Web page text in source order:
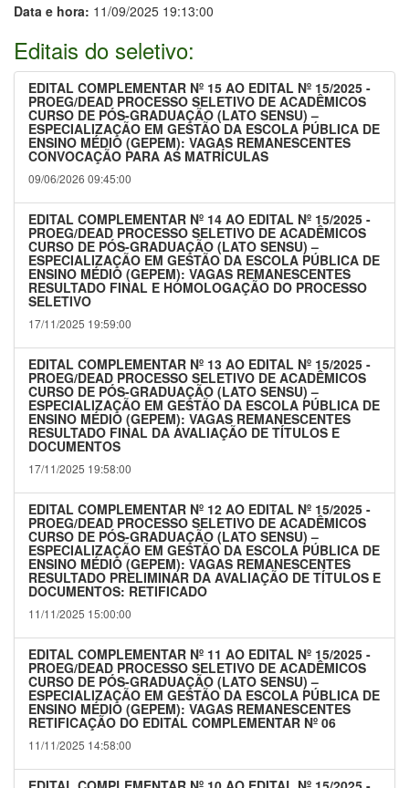
Data e hora: 11/09/2025 19:13:00
Editais do seletivo:
EDITAL COMPLEMENTAR Nº 15 AO EDITAL Nº 15/2025 -
PROEG/DEAD PROCESSO SELETIVO DE ACADÊMICOS
CURSO DE PÓS-GRADUAÇÃO (LATO SENSU) –
ESPECIALIZAÇÃO EM GESTÃO DA ESCOLA PÚBLICA DE
ENSINO MÉDIO (GEPEM): VAGAS REMANESCENTES
CONVOCAÇÃO PARA AS MATRÍCULAS
09/06/2026 09:45:00
EDITAL COMPLEMENTAR Nº 14 AO EDITAL Nº 15/2025 -
PROEG/DEAD PROCESSO SELETIVO DE ACADÊMICOS
CURSO DE PÓS-GRADUAÇÃO (LATO SENSU) –
ESPECIALIZAÇÃO EM GESTÃO DA ESCOLA PÚBLICA DE
ENSINO MÉDIO (GEPEM): VAGAS REMANESCENTES
RESULTADO FINAL E HOMOLOGAÇÃO DO PROCESSO
SELETIVO
17/11/2025 19:59:00
EDITAL COMPLEMENTAR Nº 13 AO EDITAL Nº 15/2025 -
PROEG/DEAD PROCESSO SELETIVO DE ACADÊMICOS
CURSO DE PÓS-GRADUAÇÃO (LATO SENSU) –
ESPECIALIZAÇÃO EM GESTÃO DA ESCOLA PÚBLICA DE
ENSINO MÉDIO (GEPEM): VAGAS REMANESCENTES
RESULTADO FINAL DA AVALIAÇÃO DE TÍTULOS E
DOCUMENTOS
17/11/2025 19:58:00
EDITAL COMPLEMENTAR Nº 12 AO EDITAL Nº 15/2025 -
PROEG/DEAD PROCESSO SELETIVO DE ACADÊMICOS
CURSO DE PÓS-GRADUAÇÃO (LATO SENSU) –
ESPECIALIZAÇÃO EM GESTÃO DA ESCOLA PÚBLICA DE
ENSINO MÉDIO (GEPEM): VAGAS REMANESCENTES
RESULTADO PRELIMINAR DA AVALIAÇÃO DE TÍTULOS E
DOCUMENTOS: RETIFICADO
11/11/2025 15:00:00
EDITAL COMPLEMENTAR Nº 11 AO EDITAL Nº 15/2025 -
PROEG/DEAD PROCESSO SELETIVO DE ACADÊMICOS
CURSO DE PÓS-GRADUAÇÃO (LATO SENSU) –
ESPECIALIZAÇÃO EM GESTÃO DA ESCOLA PÚBLICA DE
ENSINO MÉDIO (GEPEM): VAGAS REMANESCENTES
RETIFICAÇÃO DO EDITAL COMPLEMENTAR Nº 06
11/11/2025 14:58:00